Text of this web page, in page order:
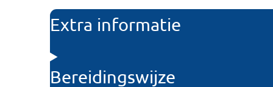
Extra informatie
Bereidingswijze